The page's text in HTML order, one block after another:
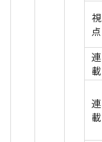
視
点
連
載
連
載